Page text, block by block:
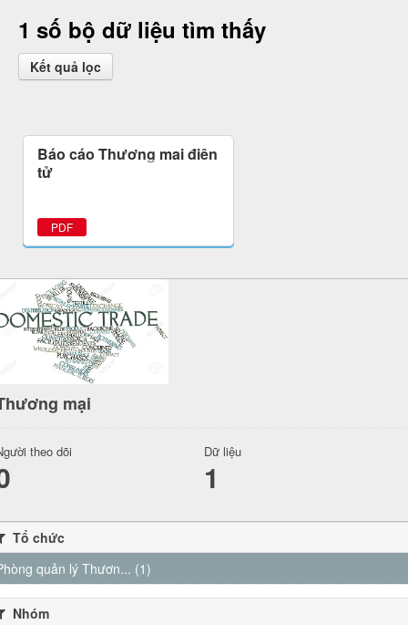
1 số bộ dữ liệu tìm thấy
Kết quả lọc
Báo cáo Thương mại điện
tử
PDF
mại
theo dõi Dữ liệu
1
Tổ chức
quản lý Thươn... (1)
Nhóm